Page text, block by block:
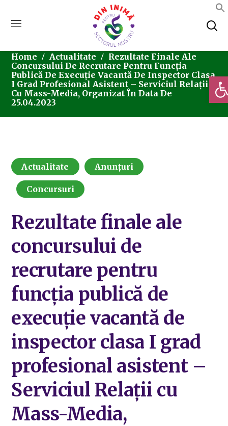
Home Actualitate
Rezultate Finale Ale
Concursului De Recrutare Pentru Funcția
Publică De Execuție Vacantă De Inspector Clasa
I Grad Profesional Asistent – Serviciul Relații
Cu Mass-Media, Organizat În Data De
25.04.2023
Actualitate Anunțuri
Concursuri
Rezultate finale ale
concursului de
recrutare pentru
funcția publică de
execuție vacantă de
inspector clasa I grad
profesional asistent –
Serviciul Relații cu
Mass-Media,